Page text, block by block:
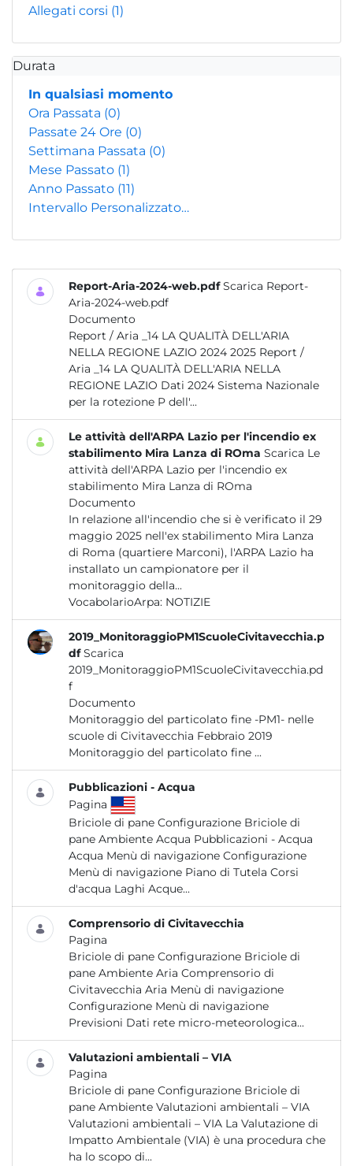
Allegati corsi (1)
Durata
In qualsiasi momento
Ora Passata (0)
Passate 24 Ore (0)
Settimana Passata (0)
Mese Passato (1)
Anno Passato (11)
Intervallo Personalizzato…
Report-Aria-2024-web.pdf Scarica Report-
Aria-2024-web.pdf
Documento
Report / Aria _14 LA QUALITÀ DELL'ARIA
NELLA REGIONE LAZIO 2024 2025 Report /
Aria _14 LA QUALITÀ DELL'ARIA NELLA
REGIONE LAZIO Dati 2024 Sistema Nazionale
per la rotezione P dell'...
Le attività dell'ARPA Lazio per l'incendio ex
stabilimento Mira Lanza di ROma Scarica Le
attività dell'ARPA Lazio per l'incendio ex
stabilimento Mira Lanza di ROma
Documento
In relazione all'incendio che si è verificato il 29
maggio 2025 nell'ex stabilimento Mira Lanza
di Roma (quartiere Marconi), l'ARPA Lazio ha
installato un campionatore per il
monitoraggio della...
VocabolarioArpa: NOTIZIE
2019_MonitoraggioPM1ScuoleCivitavecchia.p
df Scarica
2019_MonitoraggioPM1ScuoleCivitavecchia.pd
f
Documento
Monitoraggio del particolato fine -PM1- nelle
scuole di Civitavecchia Febbraio 2019
Monitoraggio del particolato fine ...
Pubblicazioni - Acqua
Pagina
Briciole di pane Configurazione Briciole di
pane Ambiente Acqua Pubblicazioni - Acqua
Acqua Menù di navigazione Configurazione
Menù di navigazione Piano di Tutela Corsi
d'acqua Laghi Acque...
Comprensorio di Civitavecchia
Pagina
Briciole di pane Configurazione Briciole di
pane Ambiente Aria Comprensorio di
Civitavecchia Aria Menù di navigazione
Configurazione Menù di navigazione
Previsioni Dati rete micro-meteorologica...
Valutazioni ambientali – VIA
Pagina
Briciole di pane Configurazione Briciole di
pane Ambiente Valutazioni ambientali – VIA
Valutazioni ambientali – VIA La Valutazione di
Impatto Ambientale (VIA) è una procedura che
ha lo scopo di...